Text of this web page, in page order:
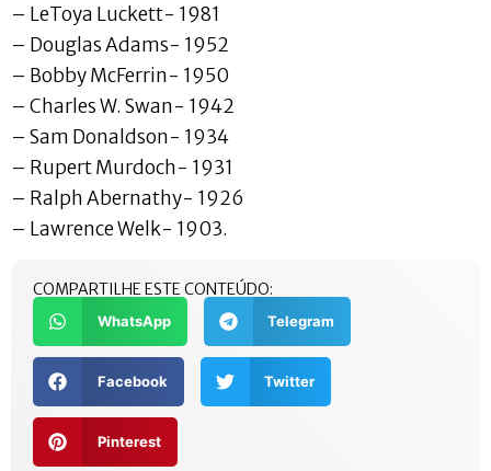
– LeToya Luckett- 1981
– Douglas Adams- 1952
– Bobby McFerrin- 1950
– Charles W. Swan- 1942
– Sam Donaldson- 1934
– Rupert Murdoch- 1931
– Ralph Abernathy- 1926
– Lawrence Welk- 1903.
COMPARTILHE ESTE CONTEÚDO:
WhatsApp Telegram
Facebook Twitter
Pinterest